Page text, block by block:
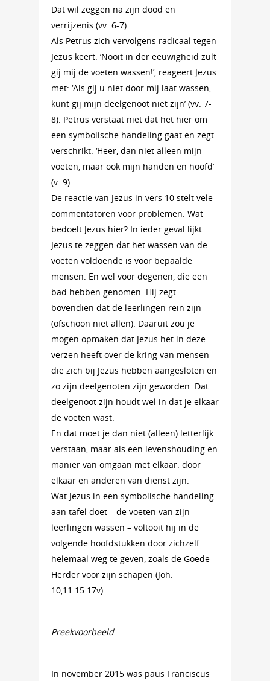
Dat wil zeggen na zijn dood en
verrijzenis (vv. 6-7).
Als Petrus zich vervolgens radicaal tegen
Jezus keert: ‘Nooit in der eeuwigheid zult
gij mij de voeten wassen!’, reageert Jezus
met: ‘Als gij u niet door mij laat wassen,
kunt gij mijn deelgenoot niet zijn’ (vv. 7-
8). Petrus verstaat niet dat het hier om
een symbolische handeling gaat en zegt
verschrikt: ‘Heer, dan niet alleen mijn
voeten, maar ook mijn handen en hoofd’
(v. 9).
De reactie van Jezus in vers 10 stelt vele
commentatoren voor problemen. Wat
bedoelt Jezus hier? In ieder geval lijkt
Jezus te zeggen dat het wassen van de
voeten voldoende is voor bepaalde
mensen. En wel voor degenen, die een
bad hebben genomen. Hij zegt
bovendien dat de leerlingen rein zijn
(ofschoon niet allen). Daaruit zou je
mogen opmaken dat Jezus het in deze
verzen heeft over de kring van mensen
die zich bij Jezus hebben aangesloten en
zo zijn deelgenoten zijn geworden. Dat
deelgenoot zijn houdt wel in dat je elkaar
de voeten wast.
En dat moet je dan niet (alleen) letterlijk
verstaan, maar als een levenshouding en
manier van omgaan met elkaar: door
elkaar en anderen van dienst zijn.
Wat Jezus in een symbolische handeling
aan tafel doet – de voeten van zijn
leerlingen wassen – voltooit hij in de
volgende hoofdstukken door zichzelf
helemaal weg te geven, zoals de Goede
Herder voor zijn schapen (Joh.
10,11.15.17v).
Preekvoorbeeld
In november 2015 was paus Franciscus